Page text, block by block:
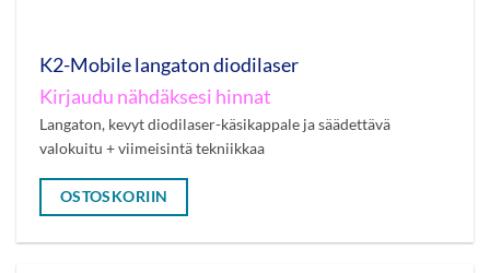
K2-Mobile langaton diodilaser
Kirjaudu nähdäksesi hinnat
Langaton, kevyt diodilaser-käsikappale ja säädettävä
valokuitu + viimeisintä tekniikkaa
OSTOSKORIIN